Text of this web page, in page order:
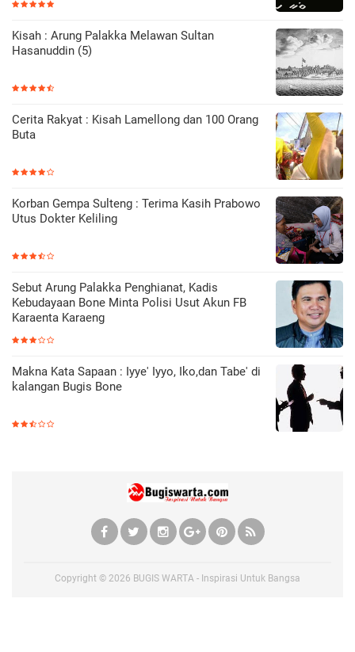
Kisah : Arung Palakka Melawan Sultan
Hasanuddin (5)
Cerita Rakyat : Kisah Lamellong dan 100 Orang
Buta
Korban Gempa Sulteng : Terima Kasih Prabowo
Utus Dokter Keliling
Sebut Arung Palakka Penghianat, Kadis
Kebudayaan Bone Minta Polisi Usut Akun FB
Karaenta Karaeng
Makna Kata Sapaan : Iyye' Iyyo, Iko,dan Tabe' di
kalangan Bugis Bone
Copyright © 2026 BUGIS WARTA - Inspirasi Untuk Bangsa